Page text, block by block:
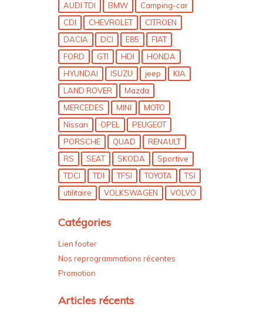
AUDI TDI
BMW
Camping-car
CDI
CHEVROLET
CITROEN
DACIA
DCI E85
FIAT
FORD
GTI HDI
HONDA
HYUNDAI
ISUZU jeep
KIA
LAND ROVER
Mazda
MERCEDES
MINI
MOTO
Nissan
OPEL
PEUGEOT
PORSCHE
QUAD
RENAULT
RS
SEAT SKODA
Sportive
TDCI
TDI TFSI TOYOTA
TSI
utilitaire
VOLKSWAGEN VOLVO
Catégories
Lien footer
Nos reprogrammations récentes
Promotion
Articles récents